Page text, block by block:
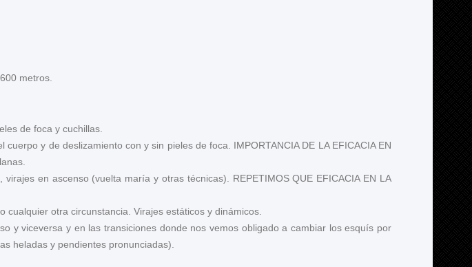
metros.
de foca y cuchillas.
y de deslizamiento con y sin pieles de foca. IMPORTANCIA DE LA EFICACIA EN
en ascenso (vuelta maría y otras técnicas). REPETIMOS QUE EFICACIA EN LA
otra circunstancia. Virajes estáticos y dinámicos.
y viceversa y en las transiciones donde nos vemos obligado a cambiar los esquís por
heladas y pendientes pronunciadas).